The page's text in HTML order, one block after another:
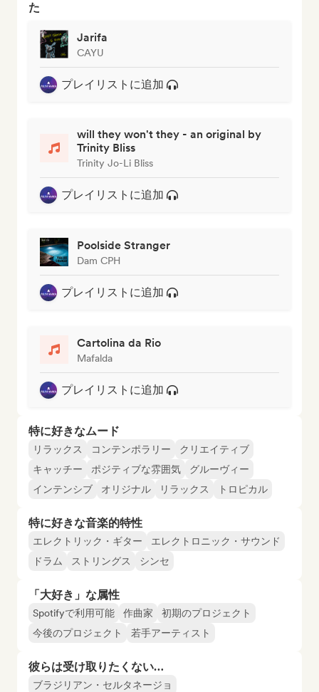
た
Jarifa
CAYU
プレイリストに追加
will they won't they - an original by
Trinity Bliss
Trinity Jo-Li Bliss
プレイリストに追加
Poolside Stranger
Dam CPH
プレイリストに追加
Cartolina da Rio
Mafalda
プレイリストに追加
特に好きなムード
リラックス コンテンポラリー
クリエイティブ
キャッチー
ポジティブな雰囲気
グルーヴィー
インテンシブ
オリジナル リラックス トロピカル
特に好きな音楽的特性
エレクトリック・ギター
エレクトロニック・サウンド
ドラム
ストリングス シンセ
「大好き」な属性
Spotifyで利用可能 作曲家
初期のプロジェクト
今後のプロジェクト
若手アーティスト
彼らは受け取りたくない…
ブラジリアン・セルタネージョ